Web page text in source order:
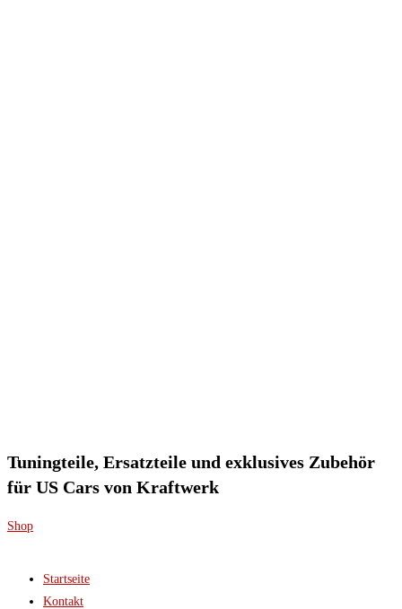
Tuningteile, Ersatzteile und exklusives Zubehör
für US Cars von Kraftwerk
Shop
Startseite
Kontakt